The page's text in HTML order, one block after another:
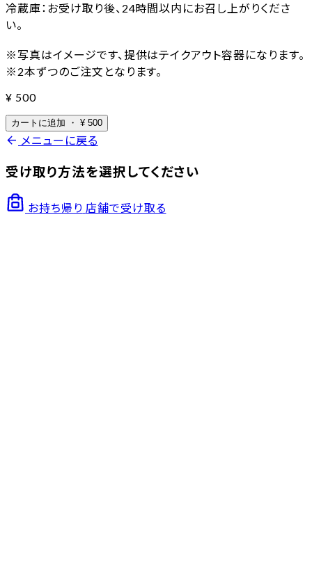
冷蔵庫：お受け取り後、24時間以内にお召し上がりくださ
い。
※写真はイメージです、提供はテイクアウト容器になります。
※2本ずつのご注文となります。
¥ 500
カートに追加 ・ ¥ 500
arrow_back メニューに戻る
受け取り方法を選択してください
お持ち帰り 店舗で受け取る